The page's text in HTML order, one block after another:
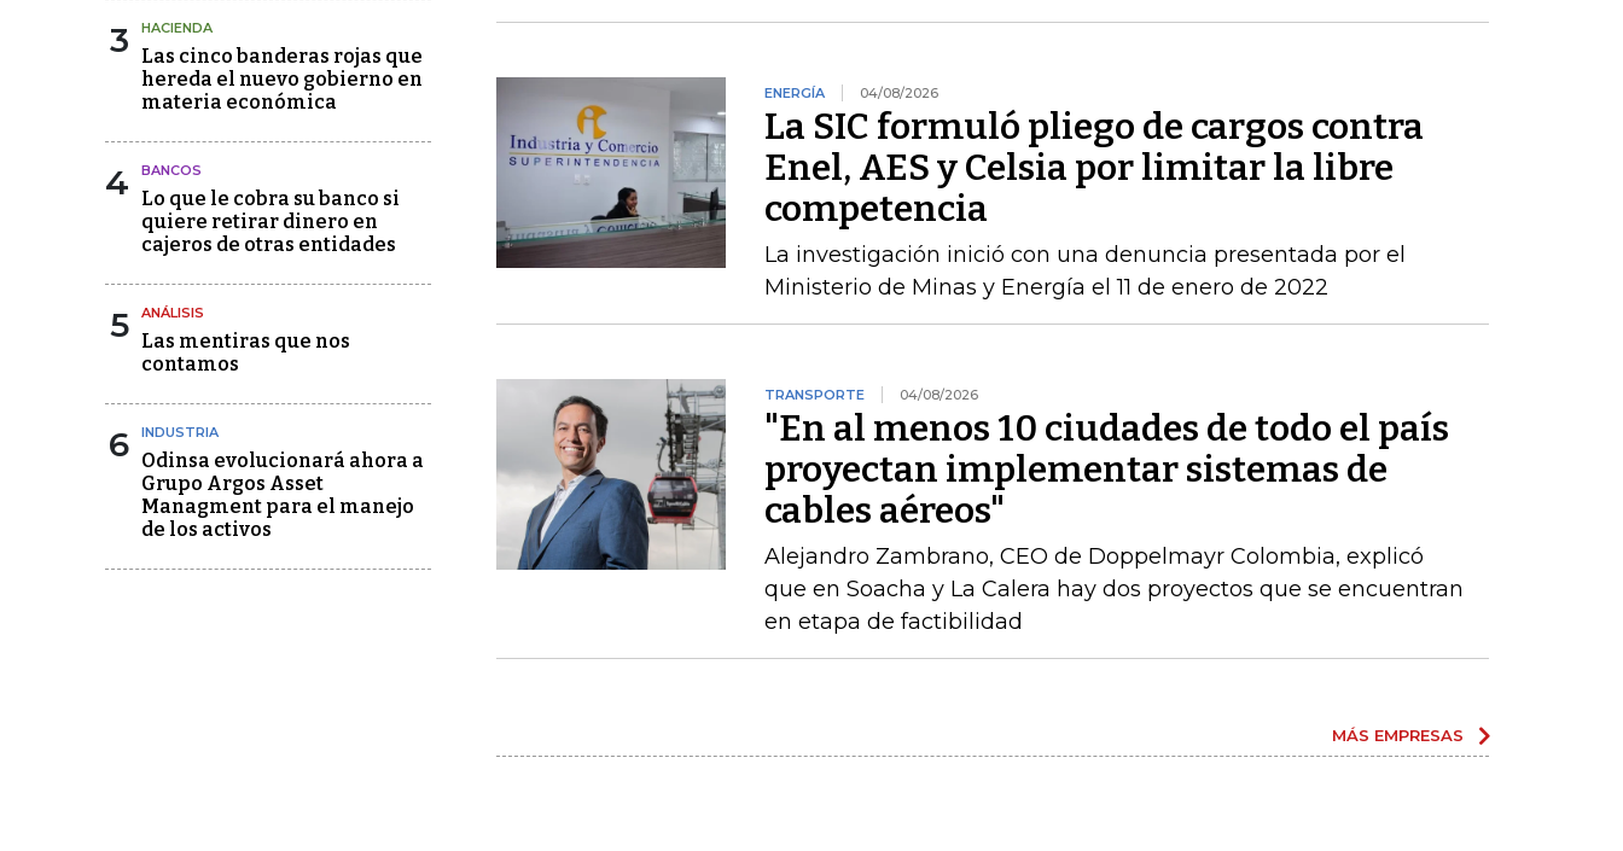
3 HACIENDA
Las cinco banderas rojas que
hereda el nuevo gobierno en
materia económica
4 BANCOS
Lo que le cobra su banco si
quiere retirar dinero en
cajeros de otras entidades
5 ANÁLISIS
Las mentiras que nos
contamos
6 INDUSTRIA
Odinsa evolucionará ahora a
Grupo Argos Asset
Managment para el manejo
de los activos
ENERGÍA 04/08/2026
La SIC formuló pliego de cargos contra
Enel, AES y Celsia por limitar la libre
competencia
La investigación inició con una denuncia presentada por el
Ministerio de Minas y Energía el 11 de enero de 2022
TRANSPORTE 04/08/2026
"En al menos 10 ciudades de todo el país
proyectan implementar sistemas de
cables aéreos"
Alejandro Zambrano, CEO de Doppelmayr Colombia, explicó
que en Soacha y La Calera hay dos proyectos que se encuentran
en etapa de factibilidad
MÁS EMPRESAS